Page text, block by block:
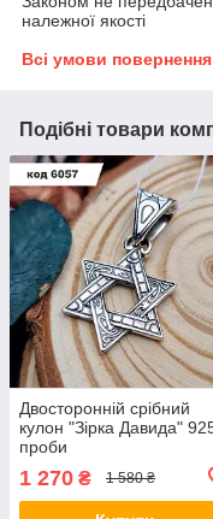
належної якості
Всі умови повернення
Подібні товари
Двосторонній срібний
кулон "Зірка Давида"
проби
1 270 ₴ 1 580 ₴